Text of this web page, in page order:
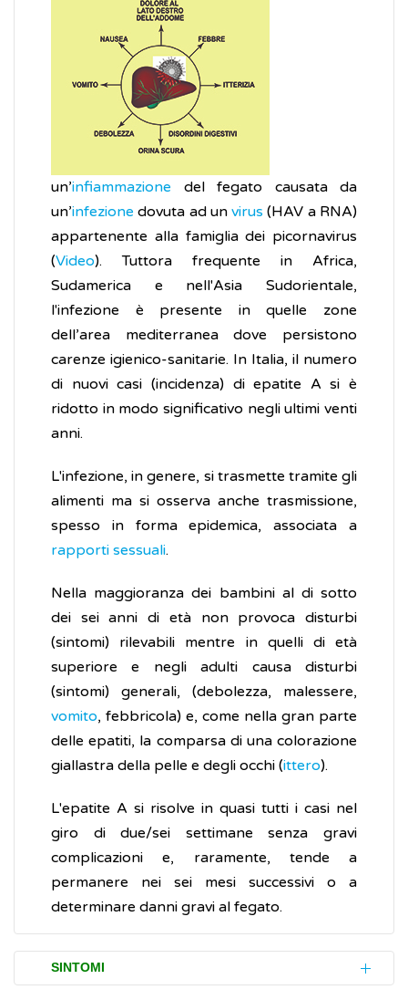
un’infiammazione del fegato causata da
un’infezione dovuta ad unvirus (HAV a RNA)
appartenente alla famiglia dei picornavirus
(Video). Tuttora frequente in Africa,
Sudamerica e nell'Asia Sudorientale,
l'infezione è presente in quelle zone
dell’area mediterranea dove persistono
carenze igienico-sanitarie. In Italia, il numero
di nuovi casi (incidenza) di epatite A si è
ridotto in modo significativo negli ultimi venti
anni.
L'infezione, in genere, si trasmette tramite gli
alimenti ma si osserva anche trasmissione,
spesso in forma epidemica, associata a
rapporti sessuali.
Nella maggioranza dei bambini al di sotto
dei sei anni di età non provoca disturbi
(sintomi) rilevabili mentre in quelli di età
superiore e negli adulti causa disturbi
(sintomi) generali, (debolezza, malessere,
vomito, febbricola) e, come nella gran parte
delle epatiti, la comparsa di una colorazione
giallastra della pelle e degli occhi (ittero).
L'epatite A si risolve in quasi tutti i casi nel
giro di due/sei settimane senza gravi
complicazioni e, raramente, tende a
permanere nei sei mesi successivi o a
determinare danni gravi al fegato.
SINTOMI